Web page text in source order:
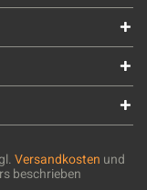
Versandkosten und
beschrieben